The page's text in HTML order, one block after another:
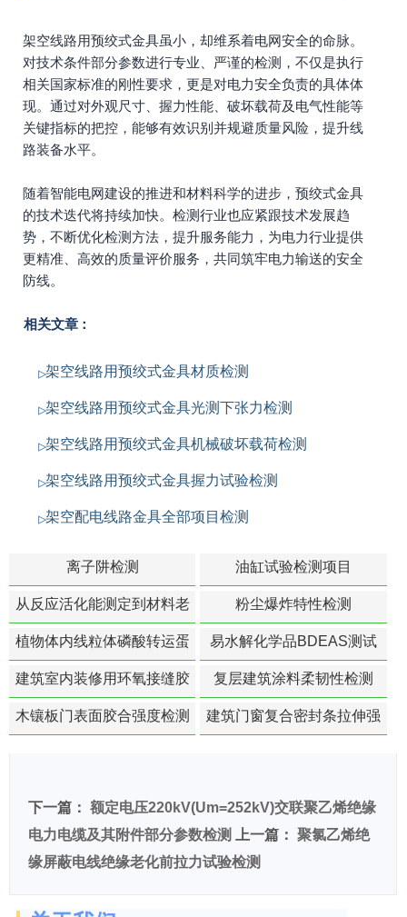
架空线路用预绞式金具虽小，却维系着电网安全的命脉。
对技术条件部分参数进行专业、严谨的检测，不仅是执行
相关国家标准的刚性要求，更是对电力安全负责的具体体
现。通过对外观尺寸、握力性能、破坏载荷及电气性能等
关键指标的把控，能够有效识别并规避质量风险，提升线
路装备水平。
随着智能电网建设的推进和材料科学的进步，预绞式金具
的技术迭代将持续加快。检测行业也应紧跟技术发展趋
势，不断优化检测方法，提升服务能力，为电力行业提供
更精准、高效的质量评价服务，共同筑牢电力输送的安全
防线。
相关文章：
架空线路用预绞式金具材质检测
架空线路用预绞式金具光测下张力检测
架空线路用预绞式金具机械破坏载荷检测
架空线路用预绞式金具握力试验检测
架空配电线路金具全部项目检测
离子阱检测 油缸试验检测项目
从反应活化能测定到材料老
化寿命预测的经典模型
粉尘爆炸特性检测
植物体内线粒体磷酸转运蛋
白活性检测
易水解化学品BDEAS测试
建筑室内装修用环氧接缝胶
苯含量检测
复层建筑涂料柔韧性检测
木镶板门表面胶合强度检测
建筑门窗复合密封条拉伸强
下一篇： 额定电压220kV(Um=252kV)交联聚乙烯绝缘
电力电缆及其附件部分参数检测
上一篇： 聚氯乙烯绝
缘屏蔽电线绝缘老化前拉力试验检测